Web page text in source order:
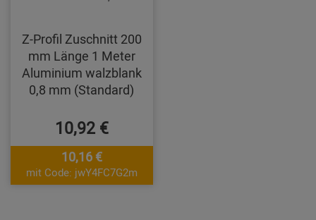
Z-Profil Zuschnitt 200
mm Länge 1 Meter
Aluminium walzblank
0,8 mm (Standard)
10,92 €
10,16 €
mit Code: jwY4FC7G2m